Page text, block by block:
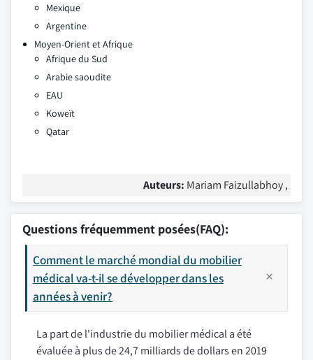
Mexique
Argentine
Moyen-Orient et Afrique
Afrique du Sud
Arabie saoudite
EAU
Koweït
Qatar
Auteurs: Mariam Faizullabhoy ,
Questions fréquemment posées(FAQ):
Comment le marché mondial du mobilier
médical va-t-il se développer dans les
années à venir?
La part de l'industrie du mobilier médical a été
évaluée à plus de 24,7 milliards de dollars en 2019